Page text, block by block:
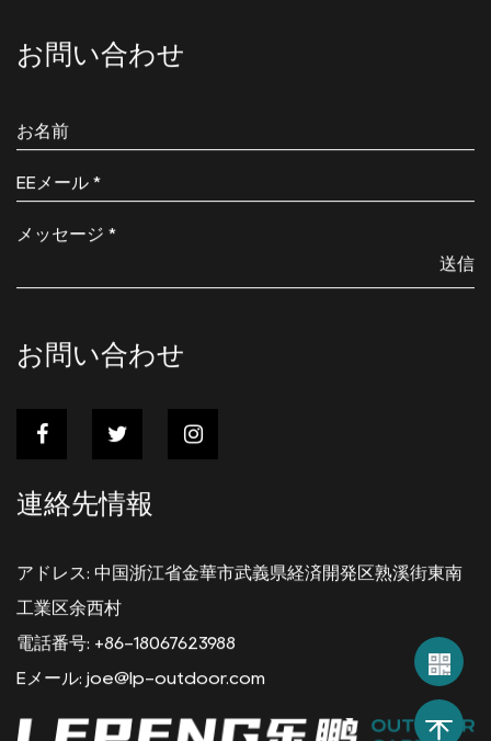
お問い合わせ
送信
お問い合わせ
連絡先情報
アドレス: 中国浙江省金華市武義県経済開発区熟溪街東南
工業区余西村
電話番号: +86-18067623988
Eメール: joe@lp-outdoor.com